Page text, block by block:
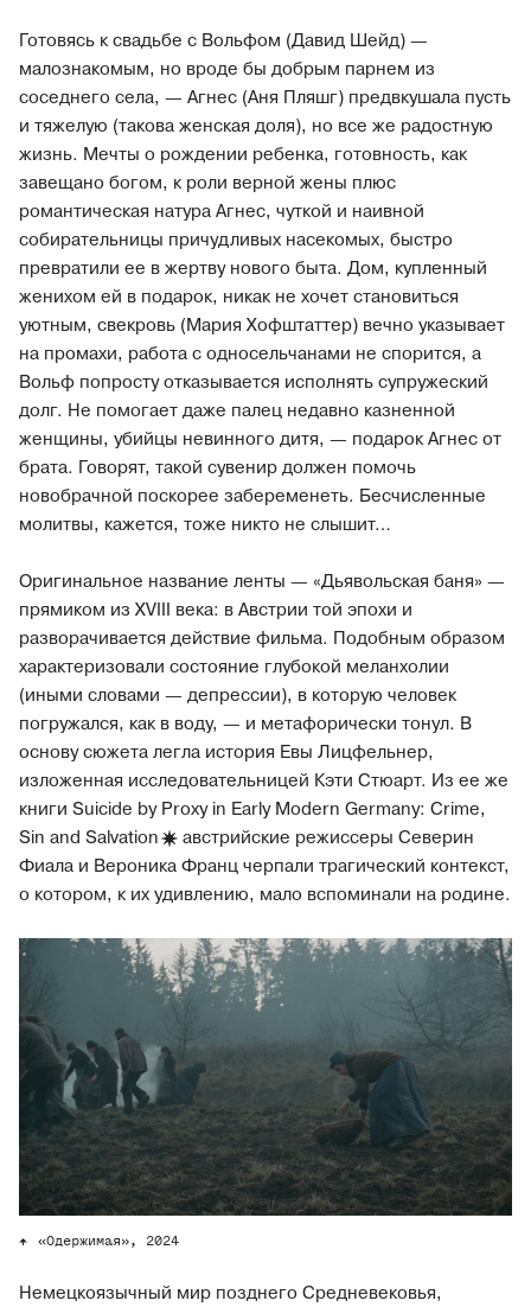
Готовясь к свадьбе с Вольфом (Давид Шейд) —
малознакомым, но вроде бы добрым парнем из
соседнего села, — Агнес (Аня Пляшг) предвкушала пусть
и тяжелую (такова женская доля), но все же радостную
жизнь. Мечты о рождении ребенка, готовность, как
завещано богом, к роли верной жены плюс
романтическая натура Агнес, чуткой и наивной
собирательницы причудливых насекомых, быстро
превратили ее в жертву нового быта. Дом, купленный
женихом ей в подарок, никак не хочет становиться
уютным, свекровь (Мария Хофштаттер) вечно указывает
на промахи, работа с односельчанами не спорится, а
Вольф попросту отказывается исполнять супружеский
долг. Не помогает даже палец недавно казненной
женщины, убийцы невинного дитя, — подарок Агнес от
брата. Говорят, такой сувенир должен помочь
новобрачной поскорее забеременеть. Бесчисленные
молитвы, кажется, тоже никто не слышит…
Оригинальное название ленты — «Дьявольская баня» —
прямиком из XVIII века: в Австрии той эпохи и
разворачивается действие фильма. Подобным образом
характеризовали состояние глубокой меланхолии
(иными словами — депрессии), в которую человек
погружался, как в воду, — и метафорически тонул. В
основу сюжета легла история Евы Лицфельнер,
изложенная исследовательницей Кэти Стюарт. Из ее же
книги Suicide by Proxy in Early Modern Germany: Crime,
Sin and Salvation
австрийские режиссеры Северин
Фиала и Вероника Франц черпали трагический контекст,
о котором, к их удивлению, мало вспоминали на родине.
«Одержимая», 2024
Немецкоязычный мир позднего Средневековья,